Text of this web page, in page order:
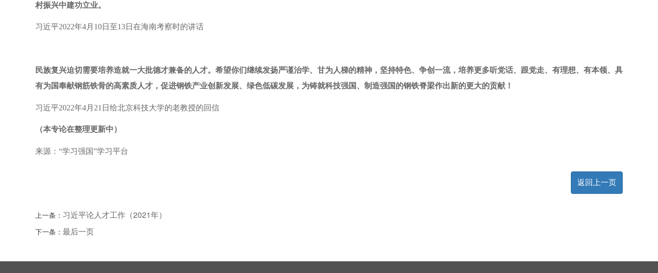
村振兴中建功立业。
习近平2022年4月10日至13日在海南考察时的讲话
民族复兴迫切需要培养造就一大批德才兼备的人才。希望你们继续发扬严谨治学、甘为人梯的精神，坚持特色、争创一流，培养更多听党话、跟党走、有理想、有本领、具
有为国奉献钢筋铁骨的高素质人才，促进钢铁产业创新发展、绿色低碳发展，为铸就科技强国、制造强国的钢铁脊梁作出新的更大的贡献！
习近平2022年4月21日给北京科技大学的老教授的回信
（本专论在整理更新中）
来源：“学习强国”学习平台
返回上一页
上一条： 习近平论人才工作（2021年）
下一条： 最后一页